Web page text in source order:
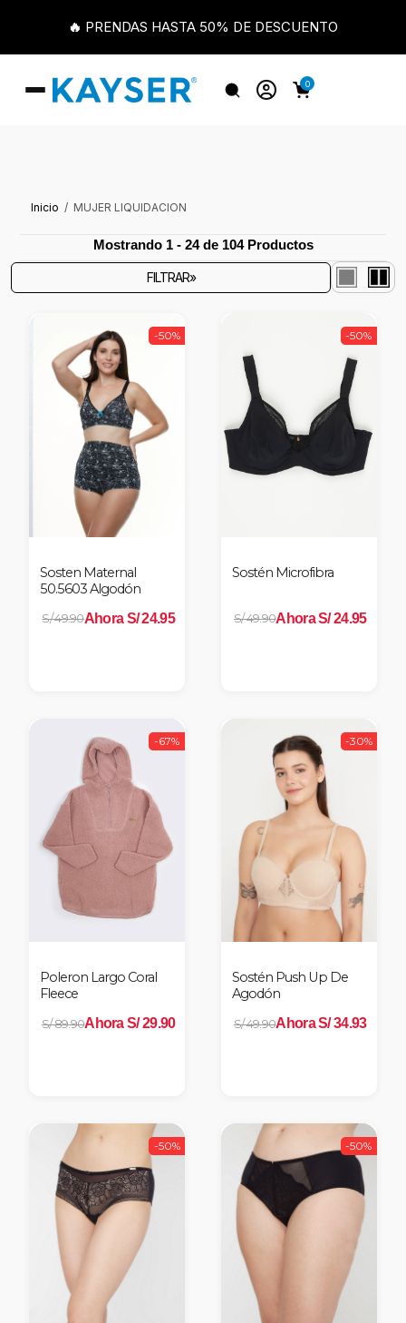
🔥 PRENDAS HASTA 50% DE DESCUENTO
0
Inicio MUJER LIQUIDACION
Mostrando 1 - 24 de 104 Productos
FILTRAR»
-50%
Sosten Maternal
50.5603 Algodón
S/ 49.90Ahora S/ 24.95
-50%
Sostén Microfibra
S/ 49.90Ahora S/ 24.95
-67%
Poleron Largo Coral
Fleece
S/ 89.90Ahora S/ 29.90
-30%
Sostén Push Up De
Agodón
S/ 49.90Ahora S/ 34.93
-50% -50%